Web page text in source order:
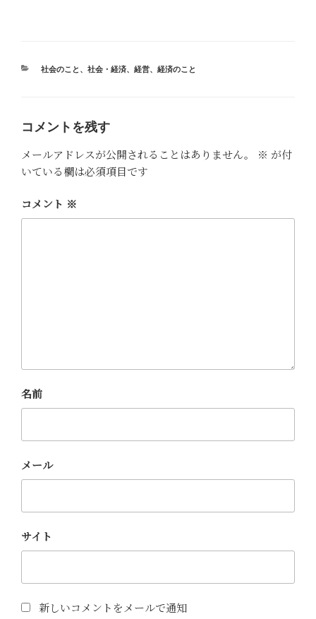
カ
社会のこと 、 社会・経済、 経営、 経済のこと
コメントを残す
メールアドレスが公開されることはありません。 ※ が付
いている欄は必須項目です
コメント ※
名前
メール
サイト
新しいコメントをメールで通知